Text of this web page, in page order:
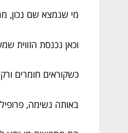
מי שנמצא שם נכון,
וכאן נכנסת הזווית
כשקוראים חומרים
באותה נשימה,